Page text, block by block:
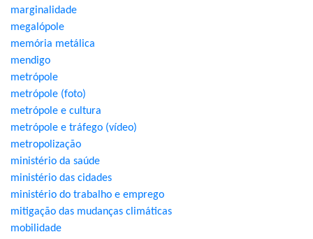
marginalidade
megalópole
memória metálica
mendigo
metrópole
metrópole (foto)
metrópole e cultura
metrópole e tráfego (vídeo)
metropolização
ministério da saúde
ministério das cidades
ministério do trabalho e emprego
mitigação das mudanças climáticas
mobilidade